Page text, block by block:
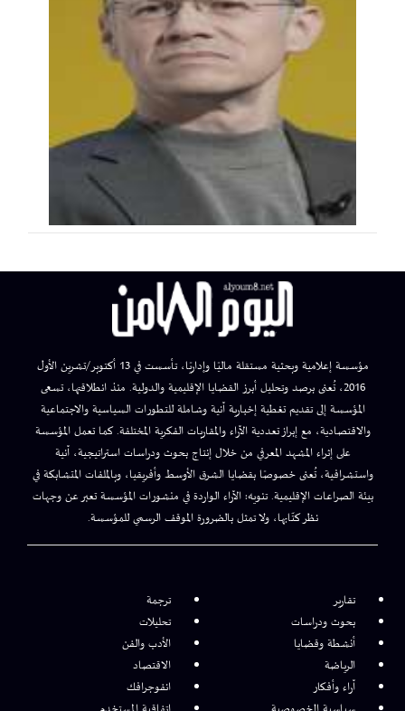
مؤسسة إعلامية وبحثية مستقلة ماليًا وإداريًا، تأسست في 13 أكتوبر/تشرين الأول
2016، تُعنى برصد وتحليل أبرز القضايا الإقليمية والدولية. منذ انطلاقتها، تسعى
المؤسسة إلى تقديم تغطية إخبارية آنية وشاملة للتطورات السياسية والاجتماعية
والاقتصادية، مع إبراز تعددية الآراء والمقاربات الفكرية المختلفة. كما تعمل المؤسسة
على إثراء المشهد المعرفي من خلال إنتاج بحوث ودراسات استراتيجية، آنية
واستشرافية، تُعنى خصوصًا بقضايا الشرق الأوسط وأفريقيا، وبالملفات المتشابكة في
بيئة الصراعات الإقليمية. تنويه: الآراء الواردة في منشورات المؤسسة تعبر عن وجهات
نظر كتّابها، ولا تمثل بالضرورة الموقف الرسمي للمؤسسة.
تقارير
ترجمة
بحوث ودراسات
تحليلات
أنشطة وقضايا
الأدب والفن
الرياضة
الاقتصاد
آراء وأفكار
انفوجرافك